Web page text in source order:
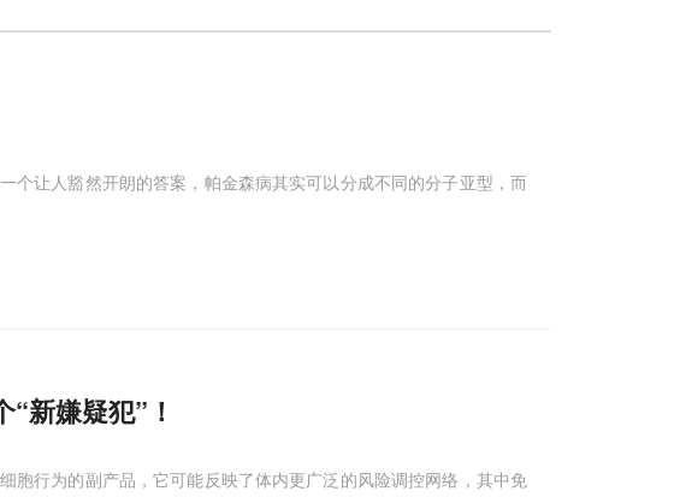
个让人豁然开朗的答案，帕金森病其实可以分成不同的分子亚型，而
“新嫌疑犯”！
胞行为的副产品，它可能反映了体内更广泛的风险调控网络，其中免